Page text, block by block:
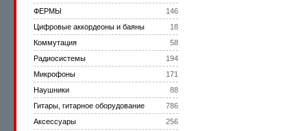
146
ФЕРМЫ
18
Цифровые аккордеоны и баяны
58
Коммутация
194
Радиосистемы
171
Микрофоны
88
Наушники
786
Гитары, гитарное оборудование
256
Аксессуары